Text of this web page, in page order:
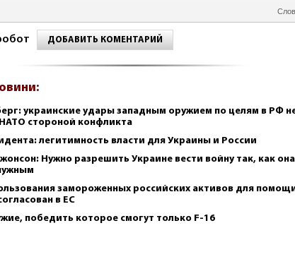
ДОБАВИТЬ КОМЕНТАРИЙ
украинские удары западным оружием по целям в РФ
стороной конфликта
легитимность власти для Украины и России
Нужно разрешить Украине вести войну так, как она
замороженных российских активов для
в ЕС
победить которое смогут только F-16